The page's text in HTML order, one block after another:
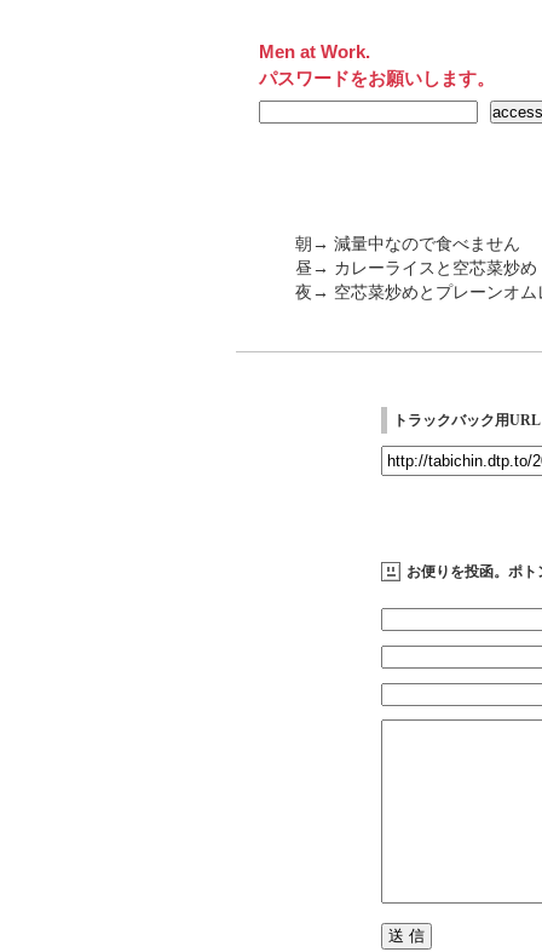
Men at Work.
パスワードをお願いします。
朝→ 減量中なので食べません
昼→ カレーライスと空芯菜炒め
夜→ 空芯菜炒めとプレーンオム
トラックバック用URL
お便りを投函。ポト